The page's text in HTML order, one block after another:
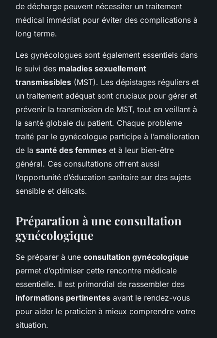
de décharge peuvent nécessiter un traitement
médical immédiat pour éviter des complications à
long terme.
Les gynécologues sont également essentiels dans
le suivi des maladies sexuellement
transmissibles (MST). Les dépistages réguliers et
un traitement adéquat sont cruciaux pour gérer et
prévenir la transmission de MST, tout en veillant à
la santé globale du patient. Chaque problème
traité par le gynécologue participe à l’amélioration
de la santé des femmes et à leur bien-être
général. Ces consultations offrent aussi
l’opportunité d’éducation sanitaire sur des sujets
sensible et délicats.
Préparation à une consultation
gynécologique
Se préparer à une consultation gynécologique
permet d’optimiser cette rencontre médicale
essentielle. Il est primordial de rassembler des
informations pertinentes avant le rendez-vous
pour aider le praticien à mieux comprendre votre
situation.